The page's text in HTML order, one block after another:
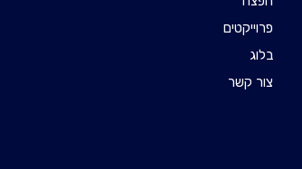
פרוייקטים
בלוג
צור קשר